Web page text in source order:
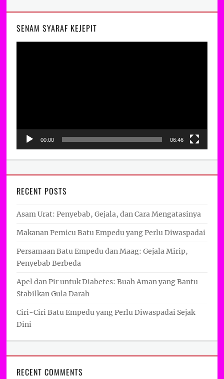
SENAM SYARAF KEJEPIT
00:00 06:46
RECENT POSTS
Asam Urat: Penyebab, Gejala, dan Cara Mengatasinya
Makanan Pemicu Batu Empedu yang Perlu Diwaspadai
Persamaan Batu Empedu dan Maag: Gejala Mirip,
Penyebab Berbeda
Apel dan Pir untuk Diabetes: Buah Aman yang Bantu
Stabilkan Gula Darah
Ciri-Ciri Batu Empedu yang Perlu Diwaspadai Sejak
Dini
RECENT COMMENTS